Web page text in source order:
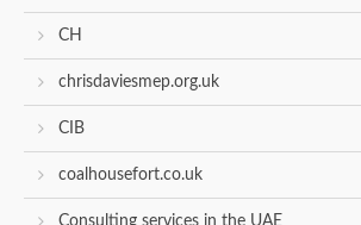
CH
chrisdaviesmep.org.uk
CIB
coalhousefort.co.uk
Consulting services in the UAE